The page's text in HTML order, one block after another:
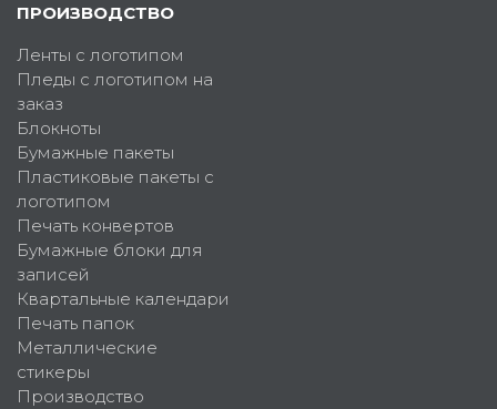
ПРОИЗВОДСТВО
Ленты с логотипом
Пледы с логотипом на
заказ
Блокноты
Бумажные пакеты
Пластиковые пакеты с
логотипом
Печать конвертов
Бумажные блоки для
записей
Квартальные календари
Печать папок
Металлические
стикеры
Производство